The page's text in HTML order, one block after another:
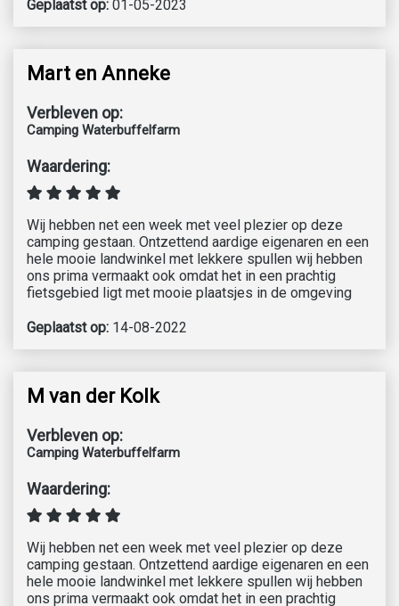
Geplaatst op: 01-05-2023
Mart en Anneke
Verbleven op:
Camping Waterbuffelfarm
Waardering:
Wij hebben net een week met veel plezier op deze
camping gestaan. Ontzettend aardige eigenaren en een
hele mooie landwinkel met lekkere spullen wij hebben
ons prima vermaakt ook omdat het in een prachtig
fietsgebied ligt met mooie plaatsjes in de omgeving
Geplaatst op: 14-08-2022
M van der Kolk
Verbleven op:
Camping Waterbuffelfarm
Waardering:
Wij hebben net een week met veel plezier op deze
camping gestaan. Ontzettend aardige eigenaren en een
hele mooie landwinkel met lekkere spullen wij hebben
ons prima vermaakt ook omdat het in een prachtig